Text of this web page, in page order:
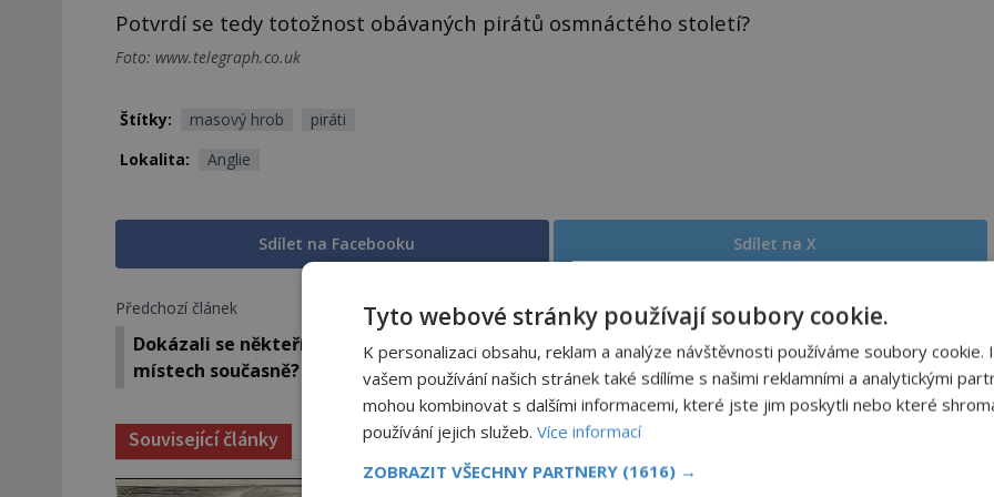
Potvrdí se tedy totožnost obávaných pirátů osmnáctého století?
Foto: www.telegraph.co.uk
Štítky: masový hrob
piráti
Lokalita:
Anglie
Sdílet na Facebooku Sdílet na X
Předchozí článek
Dokázali se někteří světci vyskytovat na více
místech současně?
Další článek
Co skrývá tajemný národ z Kanárských
ostrovů?
Související články
Tyto webové stránky používají soubory cookie.
K personalizaci obsahu, reklam a analýze návštěvnosti používáme soubory cookie.
vašem používání našich stránek také sdílíme s našimi reklamními a analytickými
mohou kombinovat s dalšími informacemi, které jste jim poskytli nebo které
používání jejich služeb. Více informací
ZOBRAZIT VŠECHNY PARTNERY (1616) →